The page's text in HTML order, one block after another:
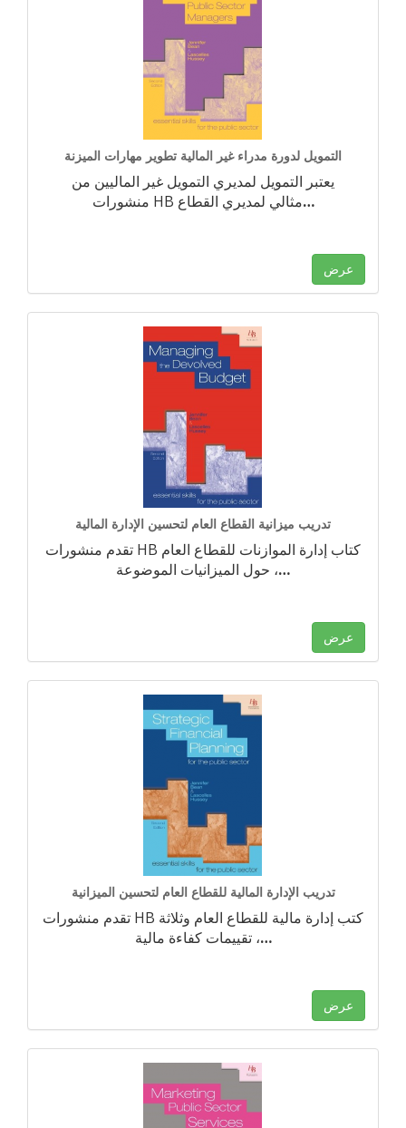
التمويل لدورة مدراء غير المالية تطوير مهارات الميزنة
يعتبر التمويل لمديري التمويل غير الماليين من
منشورات HB مثالي لمديري القطاع…
عرض
تدريب ميزانية القطاع العام لتحسين الإدارة المالية
تقدم منشورات HB كتاب إدارة الموازنات للقطاع العام
حول الميزانيات الموضوعة ،…
عرض
تدريب الإدارة المالية للقطاع العام لتحسين الميزانية
تقدم منشورات HB كتب إدارة مالية للقطاع العام وثلاثة
تقييمات كفاءة مالية ،…
عرض